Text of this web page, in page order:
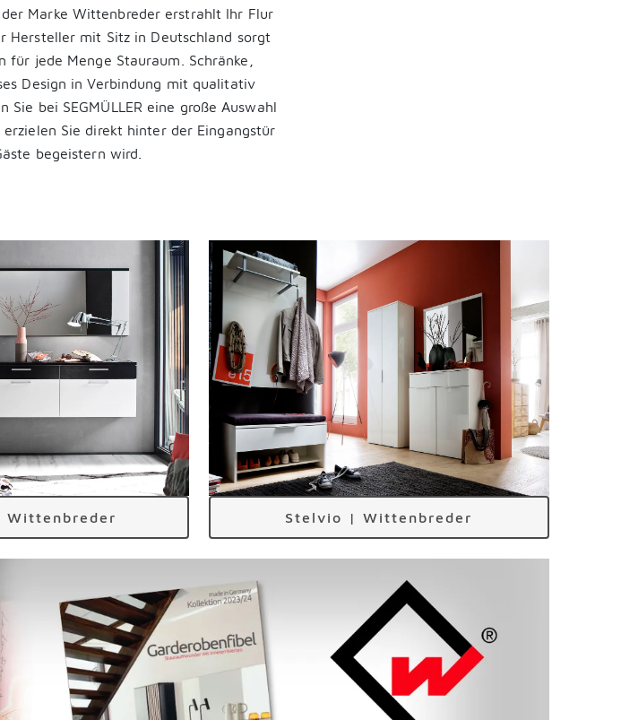
Marke Wittenbreder erstrahlt Ihr Flur
Hersteller mit Sitz in Deutschland sorgt
jede Menge Stauraum. Schränke,
Design in Verbindung mit qualitativ
bei SEGMÜLLER eine große Auswahl
Sie direkt hinter der Eingangstür
begeistern wird.
Wittenbreder Stelvio | Wittenbreder